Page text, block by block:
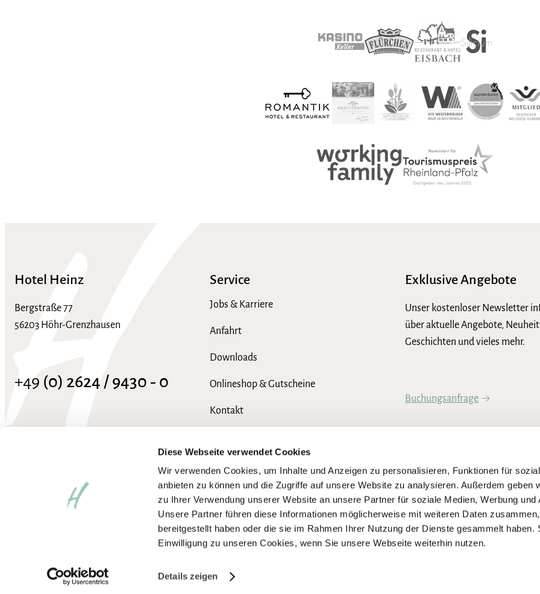
Diese Webseite verwendet Cookies
Wir verwenden Cookies, um Inhalte und Anzeigen zu personalisieren, Funktionen für
anbieten zu können und die Zugriffe auf unsere Website zu analysieren. Außerdem geben
zu Ihrer Verwendung unserer Website an unsere Partner für soziale Medien, Werbung und
Unsere Partner führen diese Informationen möglicherweise mit weiteren Daten
bereitgestellt haben oder die sie im Rahmen Ihrer Nutzung der Dienste gesammelt haben.
Einwilligung zu unseren Cookies, wenn Sie unsere Webseite weiterhin nutzen.
Details zeigen
Hotel Heinz
Bergstraße 77
56203 Höhr-Grenzhausen
+49 (0) 2624 / 9430 ‑ 0
Service
Jobs & Karriere
Anfahrt
Downloads
Onlineshop & Gutscheine
Kontakt
Exklusive Angebote
Unser kostenloser Newsletter
über aktuelle Angebote,
Geschichten und vieles mehr.
Buchungsanfrage
Wir arbeiten an der vollständigen Umsetzung der Anforderungen des Barrierefreiheitsstärkungsgesetzes
Barrierefreiheit aktivieren